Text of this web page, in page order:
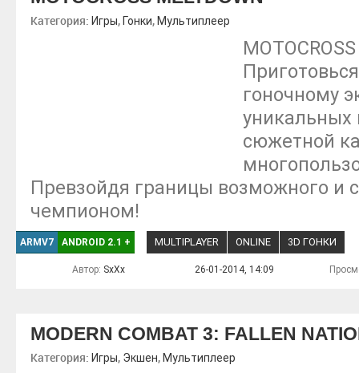
Категория: Игры, Гонки, Мультиплеер
гоночному
сюжетной
Превзойдя границы возможного и
чемпионом!
ARMV7 ANDROID 2.1 + MULTIPLAYER ONLINE 3D ГОНКИ
Автор: SxXx 26-01-2014, 14:09
MODERN COMBAT 3: FALLEN
Категория: Игры, Экшен, Мультиплеер